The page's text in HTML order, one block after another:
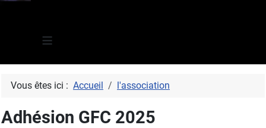
≡
Vous êtes ici : Accueil l'association
Adhésion GFC 2025